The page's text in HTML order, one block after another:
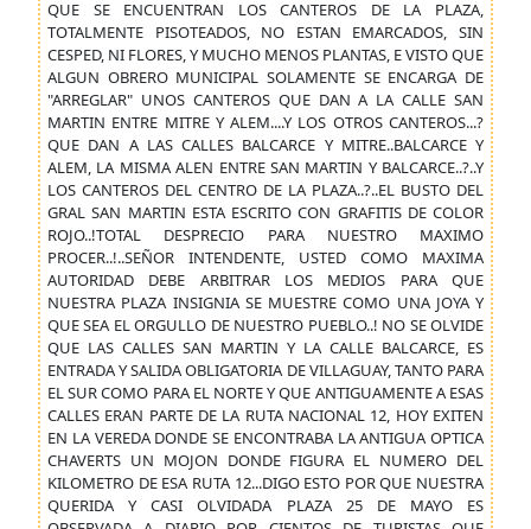
QUE SE ENCUENTRAN LOS CANTEROS DE LA PLAZA,
TOTALMENTE PISOTEADOS, NO ESTAN EMARCADOS, SIN
CESPED, NI FLORES, Y MUCHO MENOS PLANTAS, E VISTO QUE
ALGUN OBRERO MUNICIPAL SOLAMENTE SE ENCARGA DE
"ARREGLAR" UNOS CANTEROS QUE DAN A LA CALLE SAN
MARTIN ENTRE MITRE Y ALEM....Y LOS OTROS CANTEROS...?
QUE DAN A LAS CALLES BALCARCE Y MITRE..BALCARCE Y
ALEM, LA MISMA ALEN ENTRE SAN MARTIN Y BALCARCE..?..Y
LOS CANTEROS DEL CENTRO DE LA PLAZA..?..EL BUSTO DEL
GRAL SAN MARTIN ESTA ESCRITO CON GRAFITIS DE COLOR
ROJO..!TOTAL DESPRECIO PARA NUESTRO MAXIMO
PROCER..!..SEÑOR INTENDENTE, USTED COMO MAXIMA
AUTORIDAD DEBE ARBITRAR LOS MEDIOS PARA QUE
NUESTRA PLAZA INSIGNIA SE MUESTRE COMO UNA JOYA Y
QUE SEA EL ORGULLO DE NUESTRO PUEBLO..! NO SE OLVIDE
QUE LAS CALLES SAN MARTIN Y LA CALLE BALCARCE, ES
ENTRADA Y SALIDA OBLIGATORIA DE VILLAGUAY, TANTO PARA
EL SUR COMO PARA EL NORTE Y QUE ANTIGUAMENTE A ESAS
CALLES ERAN PARTE DE LA RUTA NACIONAL 12, HOY EXITEN
EN LA VEREDA DONDE SE ENCONTRABA LA ANTIGUA OPTICA
CHAVERTS UN MOJON DONDE FIGURA EL NUMERO DEL
KILOMETRO DE ESA RUTA 12...DIGO ESTO POR QUE NUESTRA
QUERIDA Y CASI OLVIDADA PLAZA 25 DE MAYO ES